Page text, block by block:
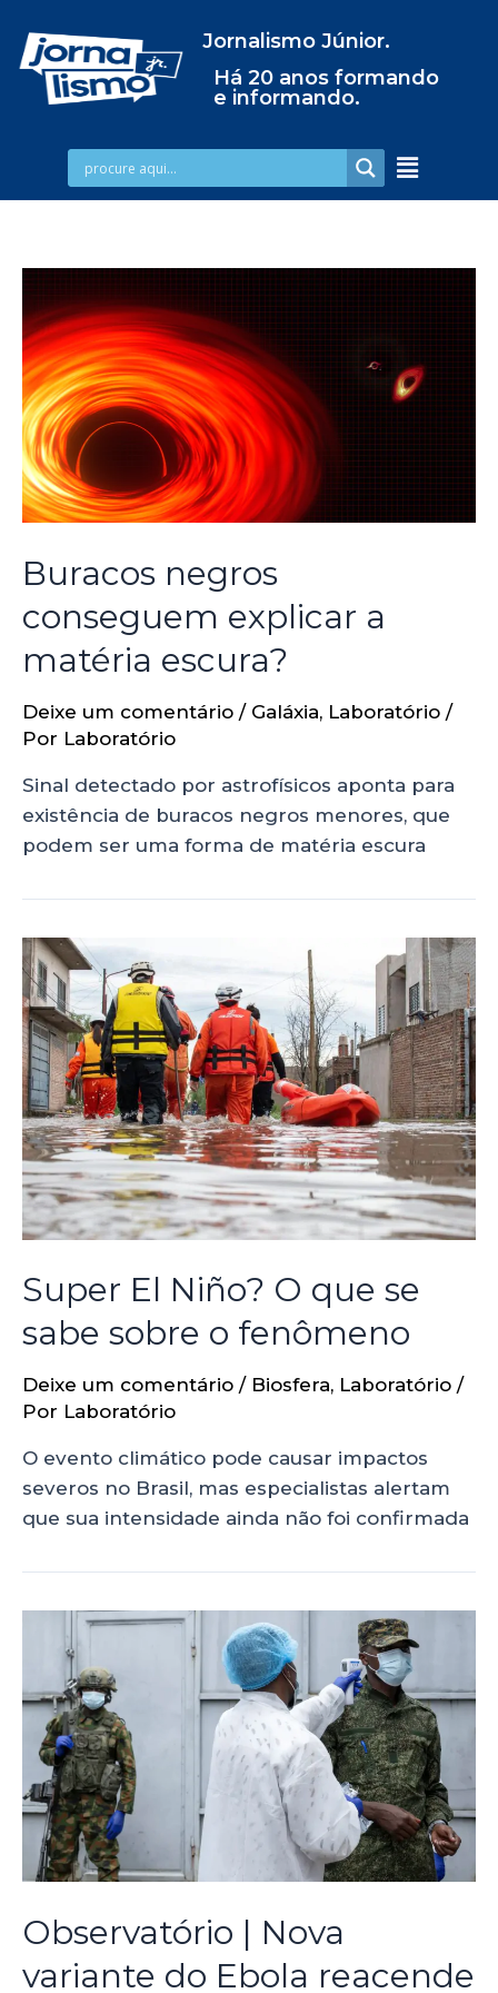
Jornalismo Júnior.
Há 20 anos formando
e informando.
Buracos negros
conseguem explicar a
matéria escura?
Deixe um comentário / Galáxia, Laboratório /
Por Laboratório
Sinal detectado por astrofísicos aponta para
existência de buracos negros menores, que
podem ser uma forma de matéria escura
Super El Niño? O que se
sabe sobre o fenômeno
Deixe um comentário / Biosfera, Laboratório /
Por Laboratório
O evento climático pode causar impactos
severos no Brasil, mas especialistas alertam
que sua intensidade ainda não foi confirmada
Observatório | Nova
variante do Ebola reacende